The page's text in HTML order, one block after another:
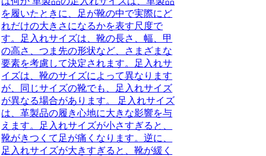
を履いたときに、足が靴の中で実際にど
れだけの大きさになるかを表す尺度で
す。足入れサイズは、靴の長さ、幅、甲
の高さ、つま先の形状など、さまざまな
要素を考慮して決定されます。足入れサ
イズは、靴のサイズによって異なります
が、同じサイズの靴でも、足入れサイズ
が異なる場合があります。 足入れサイズ
は、革製品の履き心地に大きな影響を与
えます。足入れサイズが小さすぎると、
靴がきつくて足が痛くなります。逆に、
足入れサイズが大きすぎると、靴が緩く